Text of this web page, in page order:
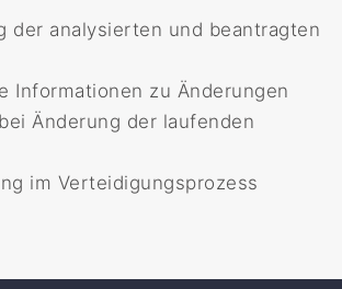
der analysierten und beantragten
Informationen zu Änderungen
Änderung der laufenden
im Verteidigungsprozess